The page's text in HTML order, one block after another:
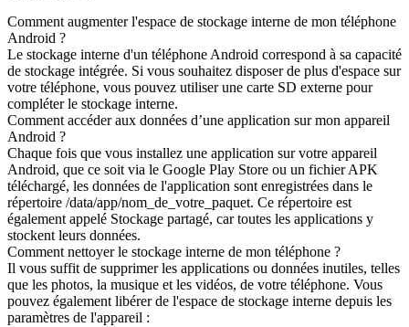
Comment augmenter l'espace de stockage interne de mon téléphone
Android ?
Le stockage interne d'un téléphone Android correspond à sa capacité
de stockage intégrée. Si vous souhaitez disposer de plus d'espace sur
votre téléphone, vous pouvez utiliser une carte SD externe pour
compléter le stockage interne.
Comment accéder aux données d’une application sur mon appareil
Android ?
Chaque fois que vous installez une application sur votre appareil
Android, que ce soit via le Google Play Store ou un fichier APK
téléchargé, les données de l'application sont enregistrées dans le
répertoire /data/app/nom_de_votre_paquet. Ce répertoire est
également appelé Stockage partagé, car toutes les applications y
stockent leurs données.
Comment nettoyer le stockage interne de mon téléphone ?
Il vous suffit de supprimer les applications ou données inutiles, telles
que les photos, la musique et les vidéos, de votre téléphone. Vous
pouvez également libérer de l'espace de stockage interne depuis les
paramètres de l'appareil :